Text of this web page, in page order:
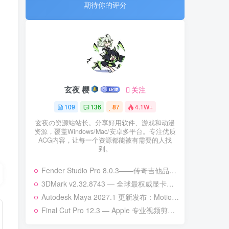
期待你的评分
玄夜 樱 关注
109 136 87 4.1W+
玄夜の资源站站长。分享好用软件、游戏和动漫
资源，覆盖Windows/Mac/安卓多平台。专注优质
ACG内容，让每一个资源都能被有需要的人找
到。
Fender Studio Pro 8.0.3——传奇吉他品牌的新一代数字音频工作站
3DMark v2.32.8743 — 全球最权威显卡性能基准测试工具 | 次世代硬件全面适配
Autodesk Maya 2027.1 更新发布：MotionMaker 增强、Bifrost 升级与更多改进
Final Cut Pro 12.3 — Apple 专业视频剪辑的巅峰之作
期待你的评分
玄夜 樱 关注
109 136 87 4.1W+
玄夜の资源站站长。分享好用软件、游戏和动漫
资源，覆盖Windows/Mac/安卓多平台。专注优质
ACG内容，让每一个资源都能被有需要的人找
到。
Fender Studio Pro 8.0.3——传奇吉他品牌的新一代数字音频工作站
3DMark v2.32.8743 — 全球最权威显卡性能基准测试工具 | 次世代硬件全面适配
Autodesk Maya 2027.1 更新发布：MotionMaker 增强、Bifrost 升级与更多改进
Final Cut Pro 12.3 — Apple 专业视频剪辑的巅峰之作